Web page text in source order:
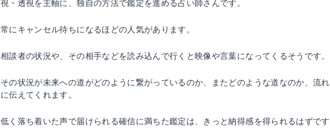
視・透視を主軸に、独自の方法で鑑定を進める占い師さんです。
常にキャンセル待ちになるほどの人気があります。
相談者の状況や、その相手などを読み込んで行くと映像や言葉になってくるそうです。
その状況が未来への道がどのように繋がっているのか、またどのような道なのか、流
に伝えてくれます。
低く落ち着いた声で届けられる確信に満ちた鑑定は、きっと納得感を得られるはずです